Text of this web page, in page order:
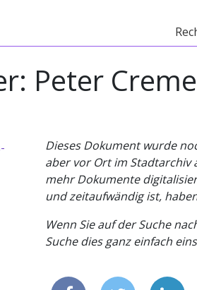
Peter
Dieses Dokument wurde
aber vor Ort im Stadtarchiv
mehr Dokumente
und zeitaufwändig ist,
Wenn Sie auf der Suche
Suche dies ganz einfach